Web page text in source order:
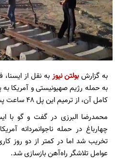
به گزارشبولتن نیوز به نقل از ایسنا،
به حمله رژیم صهیونیستی و آمریکا
کامل آن، از ترمیم این پل ۴۸ ساعت پس از حمله خبر داد.
محمدرضا البرزی در گفت و گو با
عوامل تلاشگر راه‌آهن بازسازی شد.